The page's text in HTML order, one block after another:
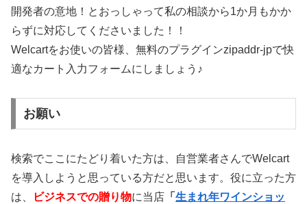
開発者の意地！とおっしゃって私の相談から1か月もかか
らずに対応してくださいました！！
Welcartをお使いの皆様、無料のプラグインzipaddr-jpで快
適なカート入力フォームにしましょう♪
お願い
検索でここにたどり着いた方は、自営業者さんでWelcart
を導入しようと思っている方だと思います。役に立った方
は、
ビジネスでの贈り物に当店 「 生まれ年ワインショッ